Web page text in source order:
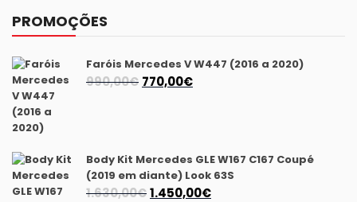
PROMOÇÕES
Faróis Mercedes V W447 (2016 a 2020)
990,00€ O
990,00€.
770,00€O
770,00€.
Body Kit Mercedes GLE W167 C167 Coupé
(2019 em diante) Look 63S
1.630,00€O
1.450,00€O